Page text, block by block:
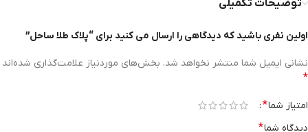
توضیحات تکمیلی
اولین نفری باشید که دیدگاهی را ارسال می کنید برای “پلاک طلا ساحل”
نشانی ایمیل شما منتشر نخواهد شد. بخش‌های موردنیاز علامت‌گذاری شده‌اند
*
امتیاز شما*
دیدگاه شما*